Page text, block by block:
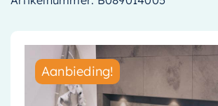
Baden
Radiatoren
Aanbieding!